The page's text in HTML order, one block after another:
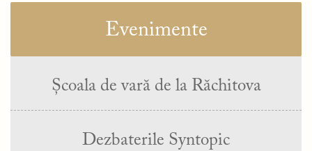
Evenimente
Școala de vară de la Răchitova
Dezbaterile Syntopic